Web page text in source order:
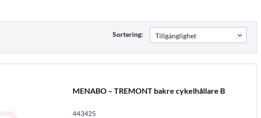
Sortering:
MENABO – TREMONT bakre cykelhållare B
443425